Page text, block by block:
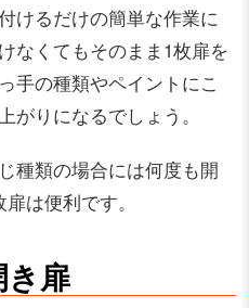
けるだけの簡単な作業に
なくてもそのまま1枚扉を
手の種類やペイントにこ
がりになるでしょう。
種類の場合には何度も開
は便利です。
扉